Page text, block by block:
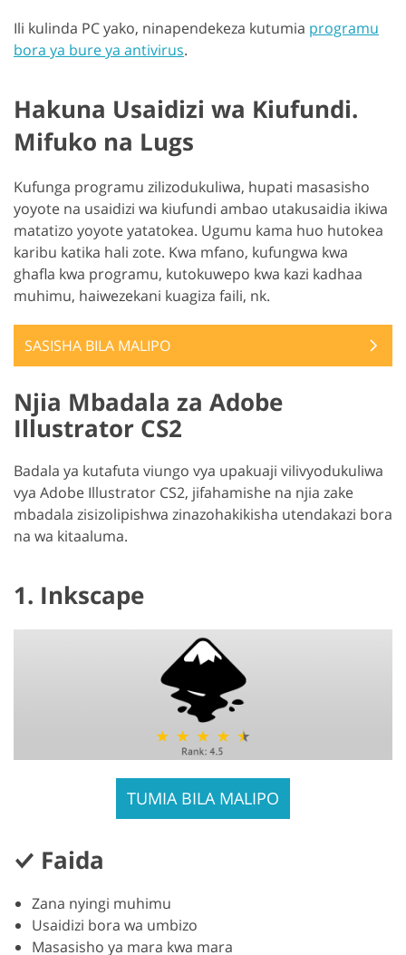
Ili kulinda PC yako, ninapendekeza kutumia programu
bora ya bure ya antivirus.
Hakuna Usaidizi wa Kiufundi.
Mifuko na Lugs
Kufunga programu zilizodukuliwa, hupati masasisho
yoyote na usaidizi wa kiufundi ambao utakusaidia ikiwa
matatizo yoyote yatatokea. Ugumu kama huo hutokea
karibu katika hali zote. Kwa mfano, kufungwa kwa
ghafla kwa programu, kutokuwepo kwa kazi kadhaa
muhimu, haiwezekani kuagiza faili, nk.
SASISHA BILA MALIPO
Njia Mbadala za Adobe
Illustrator CS2
Badala ya kutafuta viungo vya upakuaji vilivyodukuliwa
vya Adobe Illustrator CS2, jifahamishe na njia zake
mbadala zisizolipishwa zinazohakikisha utendakazi bora
na wa kitaaluma.
1. Inkscape
TUMIA BILA MALIPO
Faida
Zana nyingi muhimu
Usaidizi bora wa umbizo
Masasisho ya mara kwa mara